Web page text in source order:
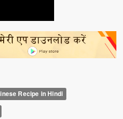
Recipe in Hindi